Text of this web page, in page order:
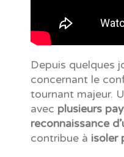
Depuis quelques
concernant le
tournant majeur.
avec plusieurs
reconnaissance
contribue à isoler